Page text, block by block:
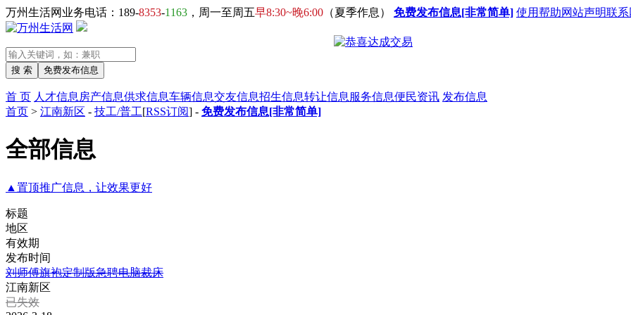
万州生活网业务电话：189-8353-1163 ，周一至周五早8:30~晚6:00 （夏季作息） 免费发布信息[非常简单] 使用帮助网站声明联
首 页 人才信息 房产信息供求信息车辆信息交友信息招生信息转让信息 服务信息便民资讯 发布信息
首页 > 江南新区 - 技工/普工[RSS订阅] - 免费发布信息[非常简单]
全部信息
▲置顶推广信息，让效果更好
标题
地区
有效期
发布时间
刘师傅旗袍定制版急聘电脑裁床
江南新区
已失效